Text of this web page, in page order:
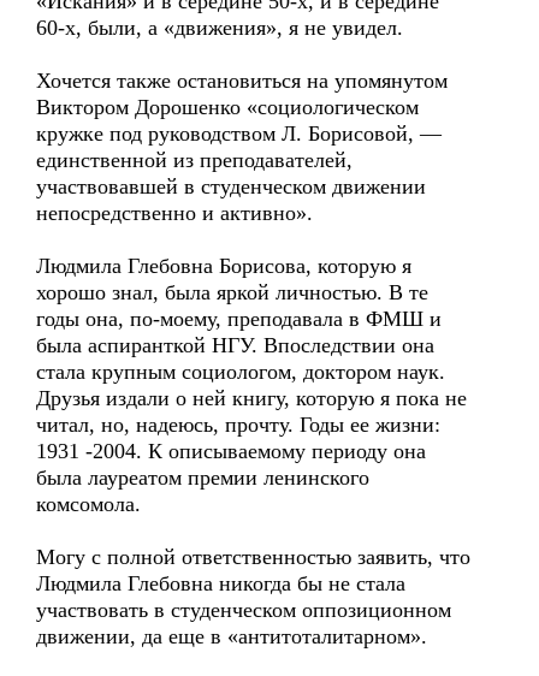
60-х, были, а «движения», я не увидел.
Хочется также остановиться на упомянутом
Виктором Дорошенко «социологическом
кружке под руководством Л. Борисовой, —
единственной из преподавателей,
участвовавшей в студенческом движении
непосредственно и активно».
Людмила Глебовна Борисова, которую я
хорошо знал, была яркой личностью. В те
годы она, по-моему, преподавала в ФМШ и
была аспиранткой НГУ. Впоследствии она
стала крупным социологом, доктором наук.
Друзья издали о ней книгу, которую я пока не
читал, но, надеюсь, прочту. Годы ее жизни:
1931 -2004. К описываемому периоду она
была лауреатом премии ленинского
комсомола.
Могу с полной ответственностью заявить, что
Людмила Глебовна никогда бы не стала
участвовать в студенческом оппозиционном
движении, да еще в «антитоталитарном».